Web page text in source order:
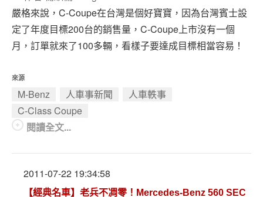
嚴格來說，C-Coupe在台灣是個好寶寶，因為台灣賓士設
定了年度目標200台的銷售量，C-Coupe上市沒有一個
月，訂單就來了100多輛，看樣子要達成目標相當容易！
來源
M-Benz 人車事新聞
人車軼事
C-Class Coupe
閱讀全文...
2011-07-22 19:34:58
【經典名車】老兵不凋零！Mercedes-Benz 560 SEC